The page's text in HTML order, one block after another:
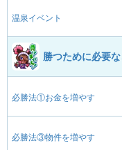
温泉イベント
勝つために必要な
必勝法①お金を増やす
必勝法③物件を増やす